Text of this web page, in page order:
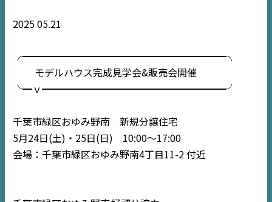
202505.21
╭━━━━━━━━━━━━━━━━━━━━━╮
モデルハウス完成見学会&販売会開催
╰━ｖ━━━━━━━━━━━━━━━━━━━╯
千葉市緑区おゆみ野南 新規分譲住宅
5月24日(土)・25日(日) 10:00〜17:00
会場：千葉市緑区おゆみ野南4丁目11-2 付近